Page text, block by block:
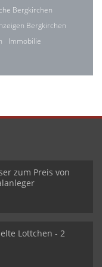
Bergkirchen
Bergkirchen
Immobilie
zum Preis von
Lottchen - 2